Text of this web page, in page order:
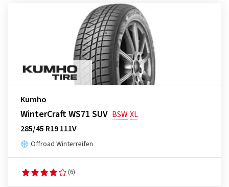
Kumho
WinterCraft WS71 SUV BSWXL
285/45 R19 111V
Offroad Winterreifen
(6)